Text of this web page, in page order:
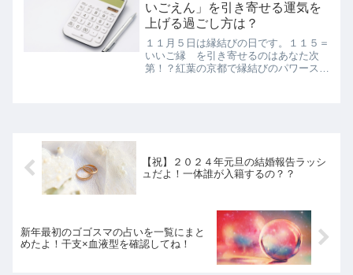
いごえん」を引き寄せる運気を
上げる過ごし方は？
１１月５日は縁結びの日です。１１５＝
いいご縁 を引き寄せるのはあなた次
第！？紅葉の京都で縁結びのパワースポ
【祝】２０２４年元旦の結婚報告ラッシ
ュだよ！一体誰が入籍するの？？
新年最初のゴゴスマの占いを一覧にまと
めたよ！干支×血液型を確認してね！